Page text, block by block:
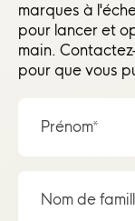
marques à
pour lancer et
main.
pour que vous
Prénom*
Nom de